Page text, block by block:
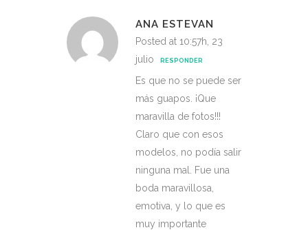
ANA ESTEVAN
Posted at 10:57h, 23
julio
RESPONDER
Es que no se puede ser
más guapos. ¡Que
maravilla de fotos!!!
Claro que con esos
modelos, no podía salir
ninguna mal. Fue una
boda maravillosa,
emotiva, y lo que es
muy importante